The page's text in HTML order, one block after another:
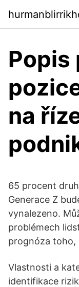
Popis
na
65 procent
Generace Z
vynalezeno.
problémech
prognóza toho,
Vlastnosti a
identifikace